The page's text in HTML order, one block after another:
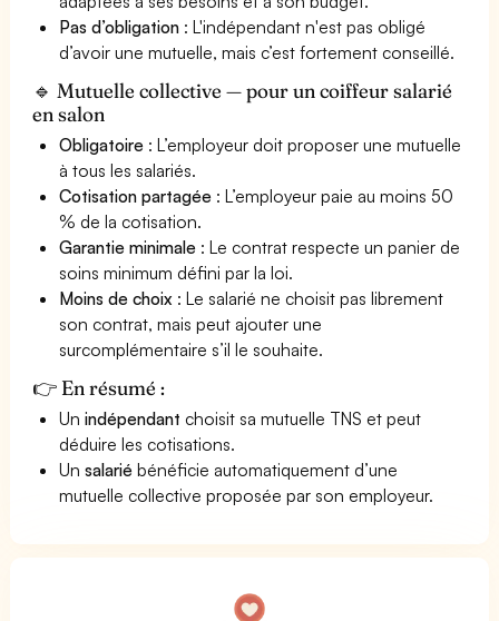
Pas d’obligation : L'indépendant n'est pas obligé
d’avoir une mutuelle, mais c’est fortement conseillé.
🔹 Mutuelle collective — pour un coiffeur salarié
en salon
Obligatoire : L’employeur doit proposer une mutuelle
à tous les salariés.
Cotisation partagée : L’employeur paie au moins 50
% de la cotisation.
Garantie minimale : Le contrat respecte un panier de
soins minimum défini par la loi.
Moins de choix : Le salarié ne choisit pas librement
son contrat, mais peut ajouter une
surcomplémentaire s’il le souhaite.
👉 En résumé :
Unindépendant choisit sa mutuelle TNS et peut
déduire les cotisations.
Unsalarié bénéficie automatiquement d’une
mutuelle collective proposée par son employeur.